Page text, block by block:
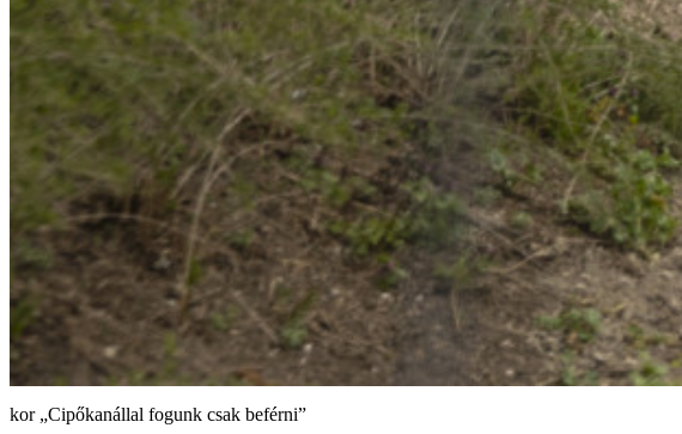
„Cipőkanállal fogunk csak beférni”